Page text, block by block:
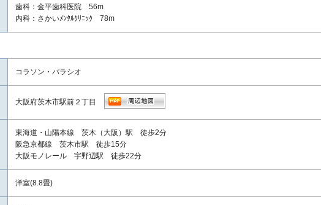
歯科：金平歯科医院 56m
内科：さかいﾒﾝﾀﾙｸﾘﾆｯｸ 78m
コラソン・パラシオ
大阪府茨木市駅前２丁目
東海道・山陽本線 茨木（大阪）駅 徒歩2分
阪急京都線 茨木市駅 徒歩15分
大阪モノレール 宇野辺駅 徒歩22分
洋室(8.8畳)